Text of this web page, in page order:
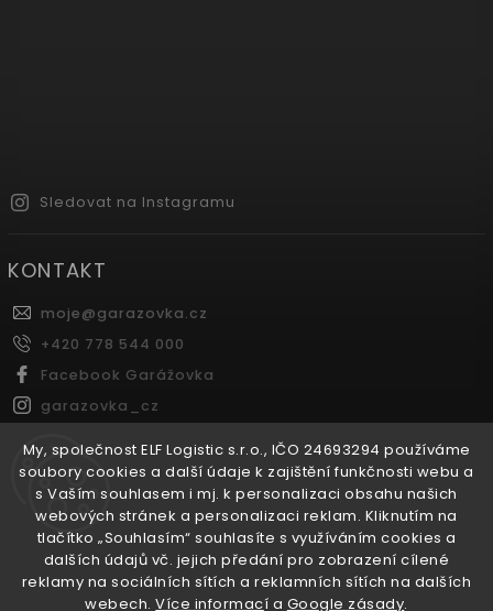
My, společnost ELF Logistic s.r.o., IČO 24693294 používáme
soubory cookies a další údaje k zajištění funkčnosti webu a
s Vaším souhlasem i mj. k personalizaci obsahu našich
webových stránek a personalizaci reklam. Kliknutím na
tlačítko „Souhlasím“ souhlasíte s využíváním cookies a
dalších údajů vč. jejich předání pro zobrazení cílené
reklamy na sociálních sítích a reklamních sítích na dalších
webech.Více informací a Google zásady.
Sledovat na Instagramu
KONTAKT
moje@garazovka.cz
+420 778 544 000
Facebook Garážovka
garazovka_cz
FACEBOOK